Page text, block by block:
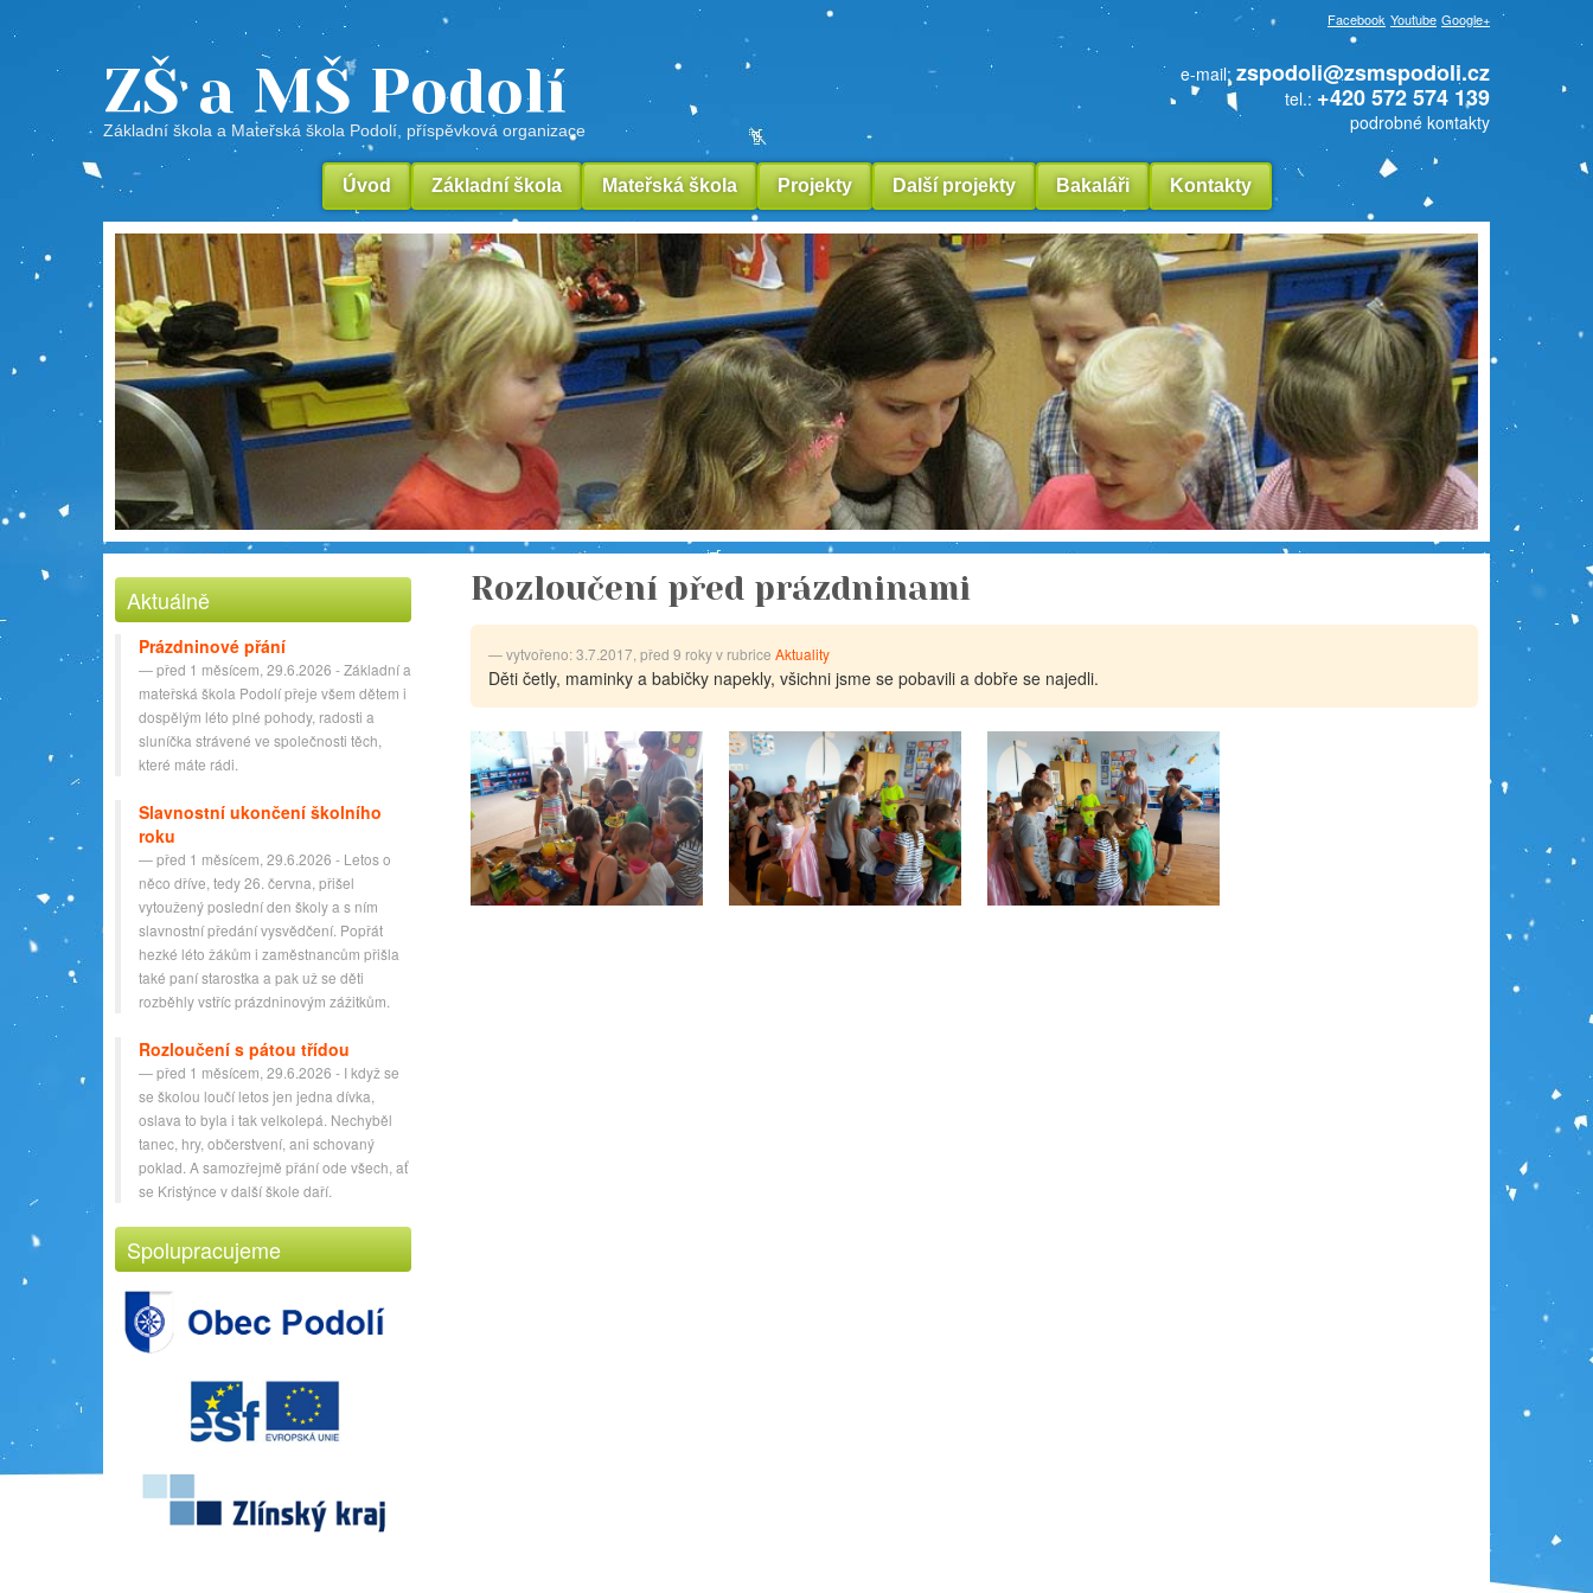
Facebook Youtube Google+
ZŠ a MŠ Podolí
Základní škola a Mateřská škola Podolí, příspěvková organizace
e-mail:zspodoli@zsmspodoli.cz
tel.: +420 572 574 139
podrobné kontakty
Úvod Základní škola Mateřská škola Projekty Další projekty Bakaláři Kontakty
Aktuálně
Prázdninové přání
před 1 měsícem, 29.6.2026 - Základní a
mateřská škola Podolí přeje všem dětem i
dospělým léto plné pohody, radosti a
sluníčka strávené ve společnosti těch,
které máte rádi.
Slavnostní ukončení školního
roku
před 1 měsícem, 29.6.2026 - Letos o
něco dříve, tedy 26. června, přišel
vytoužený poslední den školy a s ním
slavnostní předání vysvědčení. Popřát
hezké léto žákům i zaměstnancům přišla
také paní starostka a pak už se děti
rozběhly vstříc prázdninovým zážitkům.
Rozloučení s pátou třídou
před 1 měsícem, 29.6.2026 - I když se
se školou loučí letos jen jedna dívka,
oslava to byla i tak velkolepá. Nechyběl
tanec, hry, občerstvení, ani schovaný
poklad. A samozřejmě přání ode všech, ať
se Kristýnce v další škole daří.
Spolupracujeme
Rozloučení před prázdninami
vytvořeno: 3.7.2017, před 9 roky v rubrice Aktuality
Děti četly, maminky a babičky napekly, všichni jsme se pobavili a dobře se najedli.